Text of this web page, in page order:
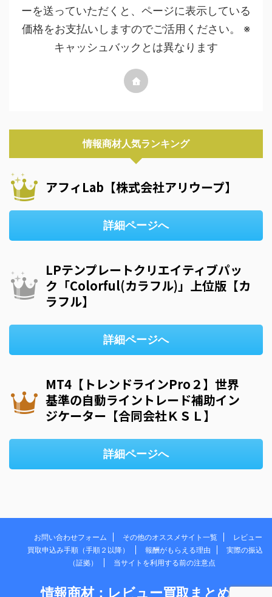
ーを送っていただくと、ページに表示している
価格をお支払いしますのでご活用ください。 ※
キャッシュバックとは異なります
情報商材人気ランキング
アフィLab【株式会社アリウープ】
詳細ページへ
LPテンプレートクリエイティブパッ
ク「Colorful(カラフル)」上位版【カ
ラフル】
詳細ページへ
MT4【トレンドラインPro２】世界
基準の自動ライントレード補助イン
ジケーター【合同会社ＫＳＬ】
詳細ページへ
お問い合わせフォーム その他のオススメサイト一覧
レビュー
買取申込み手順（手順２以降）
報酬がもらえる理由
実際の振込
（証拠）
当サイトを利用する前の注意点
情報商材：レビュー買取まとめ